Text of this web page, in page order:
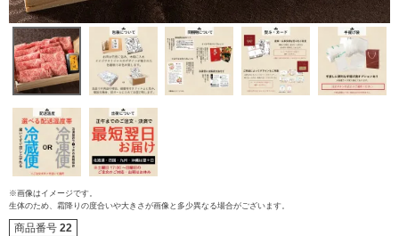
ご注文ガイド
※画像はイメージです。
生体のため、霜降りの度合いや大きさが画像と多少異なる場合がございます。
商品番号 22